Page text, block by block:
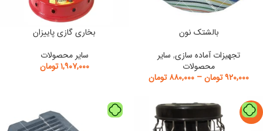
بالشتک نون
تجهیزات آماده سازی, سایر
محصولات
۹۲۰,۰۰۰تومان– ۸۸۰,۰۰۰ تومان
بخاری گازی پاییزان
سایر محصولات
۱,۹۰۷,۰۰۰ تومان
-6%